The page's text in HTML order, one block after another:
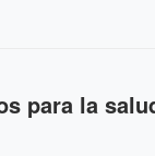
para la